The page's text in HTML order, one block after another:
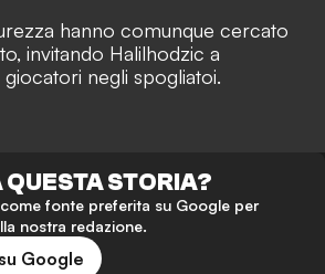
hanno comunque cercato
invitando Halilhodzic a
giocatori negli spogliatoi.
QUESTA STORIA?
fonte preferita su Google per
nostra redazione.
Google